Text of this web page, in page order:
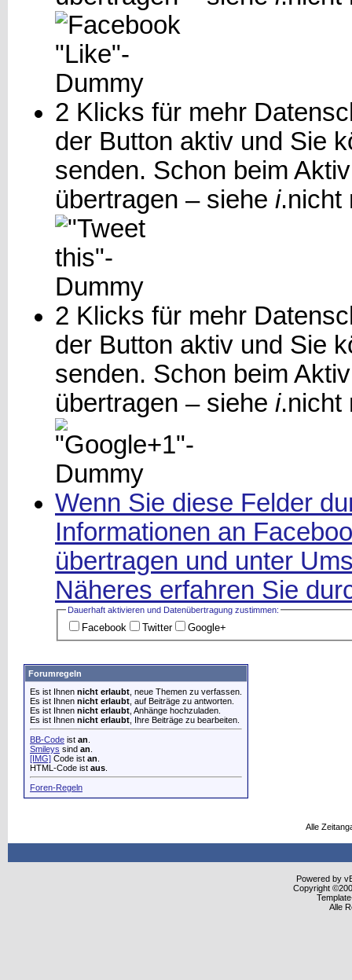
2 Klicks für mehr
der Button aktiv und Sie
senden. Schon beim
übertragen – siehe i.nicht
2 Klicks für mehr
der Button aktiv und Sie
senden. Schon beim
übertragen – siehe i.nicht
Wenn Sie diese Felder
Informationen an
übertragen und unter
Näheres erfahren Sie
Dauerhaft aktivieren und Datenüber­tragung zustimmen:
Facebook Twitter Google+
Forumregeln
Es ist Ihnen nicht erlaubt , neue Themen zu verfassen.
Es ist Ihnen nicht erlaubt , auf Beiträge zu antworten.
Es ist Ihnen nicht erlaubt , Anhänge hochzuladen.
Es ist Ihnen nicht erlaubt , Ihre Beiträge zu bearbeiten.
BB-Code ist an
Smileys sind an
[IMG] Code ist an
HTML-Code ist aus
Foren-Regeln
Alle
Powered by
Copyright
Alle